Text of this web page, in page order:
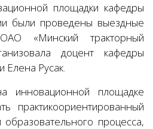
площадки кафедры
были проведены выездные
«Минский тракторный
доцент кафедры
Елена Русак.
инновационной площадке
практикоориентированный
процесса,